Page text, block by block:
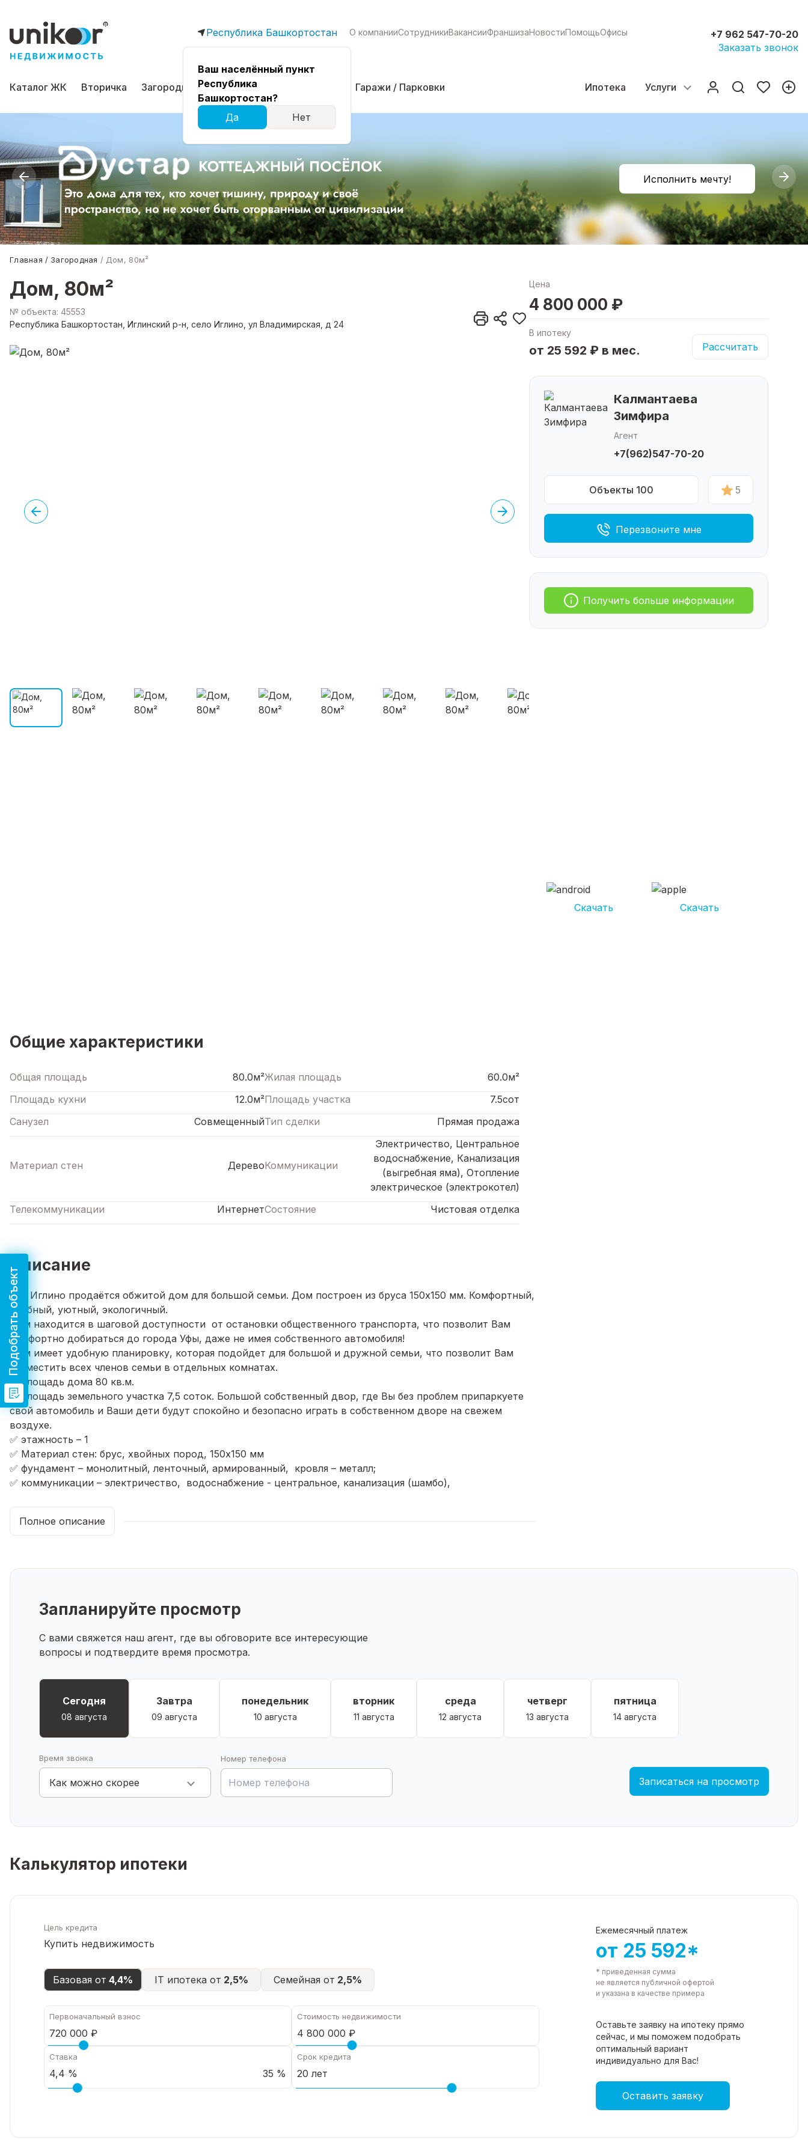
Республика Башкортостан
Ваш населённый пункт
Республика
Башкортостан?
Да
Нет
О компанииСотрудникиВакансииФраншизаНовостиПомощьОфисы
+7 962 547-70-20
Заказать звонок
Каталог ЖК Вторичка Загородная Коммерческая Гаражи / Парковки Ипотека Услуги
Исполнить мечту!
Главная Загородная Дом, 80м²
Дом, 80м²
№ объекта: 45553
Республика Башкортостан, Иглинский р-н, село Иглино, ул Владимирская, д 24
Цена
4 800 000 ₽
В ипотеку
от 25 592 ₽ в мес. Рассчитать
Калмантаева
Зимфира
Агент
+7(962)547-70-20
Объекты 100 5
Перезвоните мне
Получить больше информации
Скачать Скачать
Общие характеристики
Общая площадь 80.0м²Жилая площадь
60.0м²
Площадь кухни
12.0м²Площадь участка
7.5сот
Санузел
СовмещенныйТип сделки Прямая продажа
Материал стен ДеревоКоммуникации
Электричество, Центральное
водоснабжение, Канализация
(выгребная яма), Отопление
электрическое (электрокотел)
Телекоммуникации
ИнтернетСостояние Чистовая отделка
Описание
В с. Иглино продаётся обжитой дом для большой семьи. Дом построен из бруса 150х150 мм. Комфортный,
удобный, уютный, экологичный.
Дом находится в шаговой доступности от остановки общественного транспорта, что позволит Вам
комфортно добираться до города Уфы, даже не имея собственного автомобиля!
Дом имеет удобную планировку, которая подойдет для большой и дружной семьи, что позволит Вам
разместить всех членов семьи в отдельных комнатах.
✅ площадь дома 80 кв.м.
✅ площадь земельного участка 7,5 соток. Большой собственный двор, где Вы без проблем припаркуете
свой автомобиль и Ваши дети будут спокойно и безопасно играть в собственном дворе на свежем
воздухе.
✅ этажность – 1
✅ Материал стен: брус, хвойных пород, 150х150 мм
✅ фундамент – монолитный, ленточный, армированный, кровля – металл;
✅ коммуникации – электричество, водоснабжение - центральное, канализация (шамбо),
в 1,5 -2 раза!
✅ отделка – чистовая. Пол - линолеум. Дверь с терморазрывом. Потолок - натяжной, качественные
✅ круглогодичный подъезд, улица отсыпана и сделаны ливневые стоки
✅ приобретение дома возможно по ипотеке, за наличный расчёт, материнский капитал, различные
✅ Звоните! Ждём Вас на просмотр.
Полное описание
Запланируйте просмотр
С вами свяжется наш агент, где вы обговорите все интересующие
вопросы и подтвердите время просмотра.
Сегодня
08 августа
Завтра
09 августа
понедельник
10 августа
вторник
11 августа
среда
12 августа
четверг
13 августа
пятница
14 августа
Время звонка
Как можно скорее
Номер телефона
Записаться на просмотр
Калькулятор ипотеки
Цель кредита
Купить недвижимость
Базовая от 4,4% IT ипотека от 2,5% Семейная от 2,5%
Первоначальный взнос Стоимость недвижимости
Ставка
35 %
Срок кредита
Ежемесячный платеж
от 25 592*
* приведенная сумма
не является публичной офертой
и указана в качестве примера
Оставьте заявку на ипотеку прямо
сейчас, и мы поможем подобрать
оптимальный вариант
индивидуально для Вас!
Оставить заявку
Подобрать объект